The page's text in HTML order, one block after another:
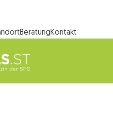
mbH SFG Logo
BeratungKontakt